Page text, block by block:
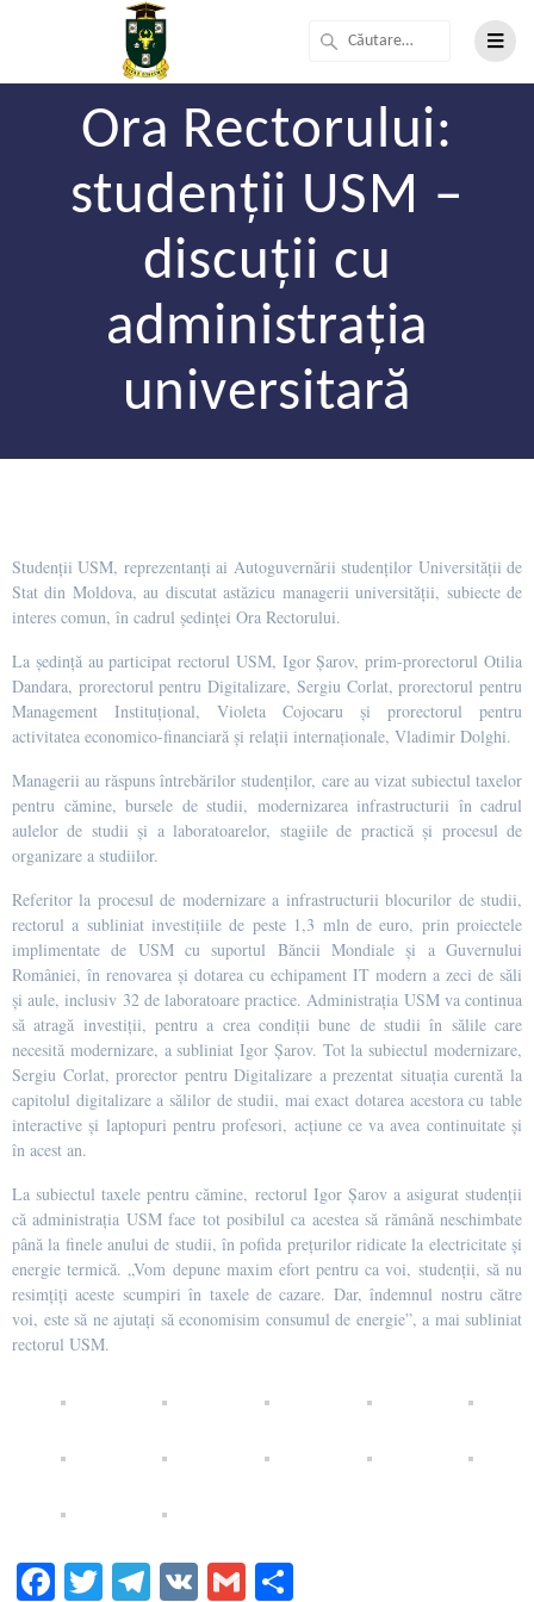
Ora Rectorului:
studenții USM –
discuții cu
administrația
universitară
Studenții USM, reprezentanți ai Autoguvernării studenților Universității de
Stat din Moldova, au discutat astăzicu managerii universității, subiecte de
interes comun, în cadrul ședinței Ora Rectorului.
La ședință au participat rectorul USM, Igor Șarov, prim-prorectorul Otilia
Dandara, prorectorul pentru Digitalizare, Sergiu Corlat, prorectorul pentru
Management Instituțional, Violeta Cojocaru și prorectorul pentru
activitatea economico-financiară și relaţii internaţionale, Vladimir Dolghi.
Managerii au răspuns întrebărilor studenților, care au vizat subiectul taxelor
pentru cămine, bursele de studii, modernizarea infrastructurii în cadrul
aulelor de studii și a laboratoarelor, stagiile de practică și procesul de
organizare a studiilor.
Referitor la procesul de modernizare a infrastructurii blocurilor de studii,
rectorul a subliniat investițiile de peste 1,3 mln de euro, prin proiectele
implimentate de USM cu suportul Băncii Mondiale și a Guvernului
României, în renovarea și dotarea cu echipament IT modern a zeci de săli
și aule, inclusiv 32 de laboratoare practice. Administrația USM va continua
să atragă investiții, pentru a crea condiții bune de studii în sălile care
necesită modernizare, a subliniat Igor Șarov. Tot la subiectul modernizare,
Sergiu Corlat, prorector pentru Digitalizare a prezentat situația curentă la
capitolul digitalizare a sălilor de studii, mai exact dotarea acestora cu table
interactive și laptopuri pentru profesori, acțiune ce va avea continuitate și
în acest an.
La subiectul taxele pentru cămine, rectorul Igor Șarov a asigurat studenții
că administrația USM face tot posibilul ca acestea să rămână neschimbate
până la finele anului de studii, în pofida prețurilor ridicate la electricitate și
energie termică. „Vom depune maxim efort pentru ca voi, studenții, să nu
resimțiți aceste scumpiri în taxele de cazare. Dar, îndemnul nostru către
voi, este să ne ajutați să economisim consumul de energie”, a mai subliniat
rectorul USM.
Fa T Te V G